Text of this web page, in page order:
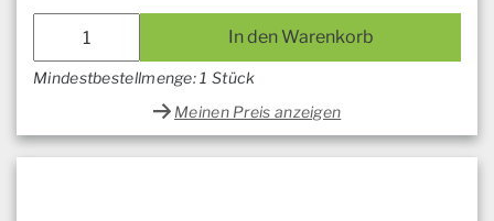
In den Warenkorb
Mindestbestellmenge: 1 Stück
Meinen Preis anzeigen